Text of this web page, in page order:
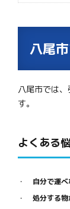
八尾
八尾市では
す。
よくある
自分で運
処分する